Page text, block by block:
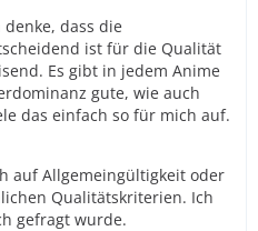
dass die
ist für die Qualität
Es gibt in jedem Anime
gute, wie auch
das einfach so für mich auf.
auf Allgemeingültigkeit oder
Qualitätskriterien. Ich
gefragt wurde.